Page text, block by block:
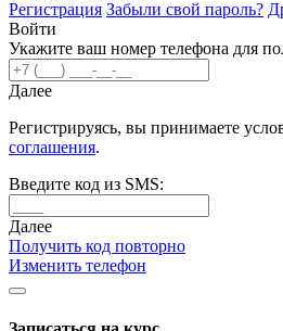
Регистрация Забыли свой пароль?
Войти
Укажите ваш номер телефона для
Далее
Регистрируясь, вы принимаете
соглашения.
Введите код из SMS:
Далее
Получить код повторно
Изменить телефон